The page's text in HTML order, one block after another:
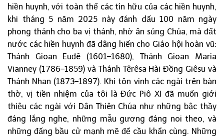
hiền huynh, với toàn thể các tín hữu của các hiền huynh,
khi tháng 5 năm 2025 này đánh dấu 100 năm ngày
phong thánh cho ba vị thánh, nhờ ân sủng Chúa, mà đất
nước các hiền huynh đã dâng hiến cho Giáo hội hoàn vũ:
Thánh Gioan Euđê (1601–1680), Thánh Gioan Maria
Vianney (1786–1859) và Thánh Têrêsa Hài Đồng Giêsu và
Thánh Nhan (1873–1897). Khi tôn vinh các ngài trên bàn
thờ, vị tiền nhiệm của tôi là Đức Piô XI đã muốn giới
thiệu các ngài với Dân Thiên Chúa như những bậc thầy
đáng lắng nghe, những mẫu gương đáng noi theo, và
những đấng bầu cử mạnh mẽ để cầu khẩn cùng. Những